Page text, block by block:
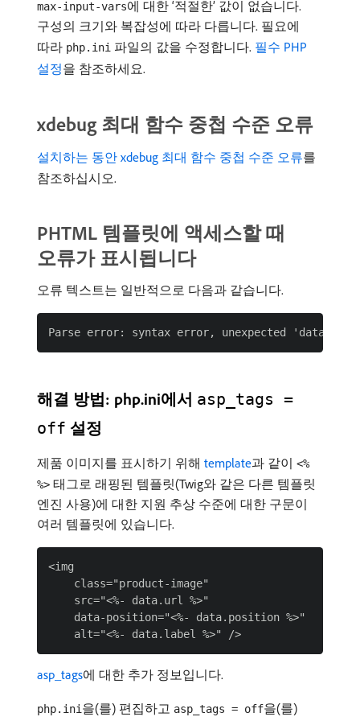
max-input-vars에 대한 ‘적절한’ 값이 없습니다.
구성의 크기와 복잡성에 따라 다릅니다. 필요에
따라 php.ini 파일의 값을 수정합니다. 필수 PHP
설정을 참조하세요.
xdebug 최대 함수 중첩 수준 오류
설치하는 동안 xdebug 최대 함수 중첩 수준 오류를
참조하십시오.
PHTML 템플릿에 액세스할 때
오류가 표시됩니다
오류 텍스트는 일반적으로 다음과 같습니다.
해결 방법: php.ini에서 asp_tags =
off 설정
제품 이미지를 표시하기 위해 template과 같이 <%
%> 태그로 래핑된 템플릿(Twig와 같은 다른 템플릿
엔진 사용)에 대한 지원 추상 수준에 대한 구문이
여러 템플릿에 있습니다.
<img
    class="product-image"
    src="<%- data.url %>"
    data-position="<%- data.position %>"
asp_tags에 대한 추가 정보입니다.
php.ini 을(를) 편집하고 asp_tags = off을(를)